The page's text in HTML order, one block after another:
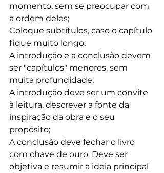
momento, sem se preocupar com
a ordem deles;
Coloque subtítulos, caso o capítulo
fique muito longo;
A introdução e a conclusão devem
ser "capítulos" menores, sem
muita profundidade;
A introdução deve ser um convite
à leitura, descrever a fonte da
inspiração da obra e o seu
propósito;
A conclusão deve fechar o livro
com chave de ouro. Deve ser
objetiva e resumir a ideia principal